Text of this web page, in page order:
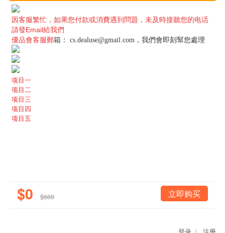
因客服繁忙， 如果您付款或消費遇到問題，未及時接聽您的电话
請發Email給我們
優品會客服郵箱： cs.dealuse@gmail.com，我們會即刻幫您處理
项目一
项目二
项目三
项目四
项目五
$0 $660 立即购买